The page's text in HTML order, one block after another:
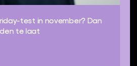
test in november? Dan
te laat